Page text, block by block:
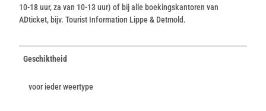
10-18 uur, za van 10-13 uur) of bij alle boekingskantoren van
ADticket, bijv. Tourist Information Lippe & Detmold.
Geschiktheid
voor ieder weertype